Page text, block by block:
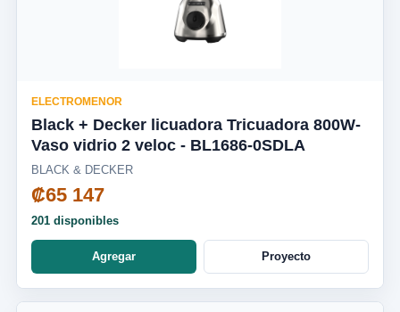
ELECTROMENOR
Black + Decker licuadora Tricuadora 800W-
Vaso vidrio 2 veloc - BL1686-0SDLA
BLACK & DECKER
₡65 147
201 disponibles
Agregar Proyecto